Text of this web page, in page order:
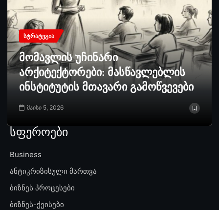
ᲡᲢᲠᲐᲢᲔᲒᲘᲐ
მომავლის უჩინარი
არქიტექტორები: მასწავლებლის
ინსტიტუტის მთავარი გამოწვევები
მაისი 5, 2026
სფეროები
Business
ანტიკრიზისული მართვა
ბიზნეს პროცესები
ბიზნეს-ქეისები